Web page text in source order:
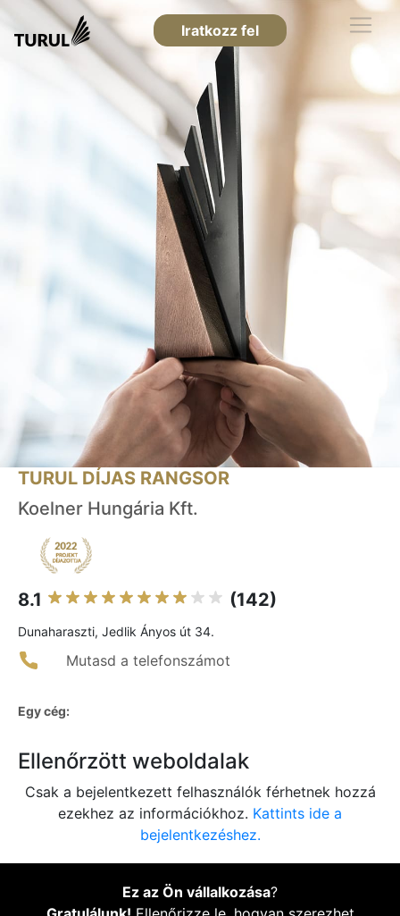
Iratkozz fel
TURUL DÍJAS RANGSOR
Koelner Hungária Kft.
8.1 (142)
Dunaharaszti, Jedlik Ányos út 34.
Mutasd a telefonszámot
Egy cég:
Ellenőrzött weboldalak
Csak a bejelentkezett felhasználók férhetnek hozzá
ezekhez az információkhoz. Kattints ide a
bejelentkezéshez.
Ez az Ön vállalkozása?